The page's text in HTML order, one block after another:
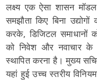
लक्ष्य एक ऐसा शासन
समझौता किए बिना
करके, डिजिटल समाधानों
को निवेश और नवाचार के
स्थापित करना है। मुख्य
यहां हुई उच्च स्तरीय